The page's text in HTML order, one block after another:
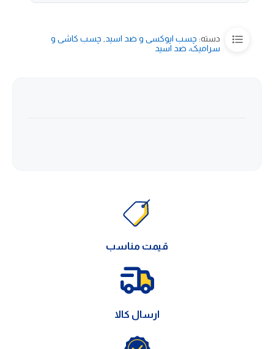
دسته: چسب اپوکسی و ضد اسید چسب کاشی و
سرامیک، ضد اسید
قیمت مناسب
ارسال کالا